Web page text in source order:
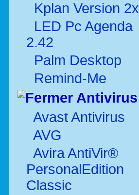
Kplan Version 2x
LED Pc Agenda
2.42
Palm Desktop
Remind-Me
Antivirus
Avast Antivirus
AVG
Avira AntiVir®
PersonalEdition
Classic